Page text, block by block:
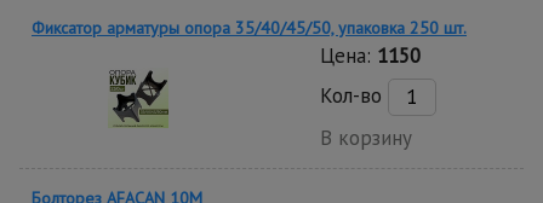
Фиксатор арматуры опора 35/40/45/50, упаковка 250 шт.
Цена: 1150
Кол-во
В корзину
Болторез AFACAN 10M